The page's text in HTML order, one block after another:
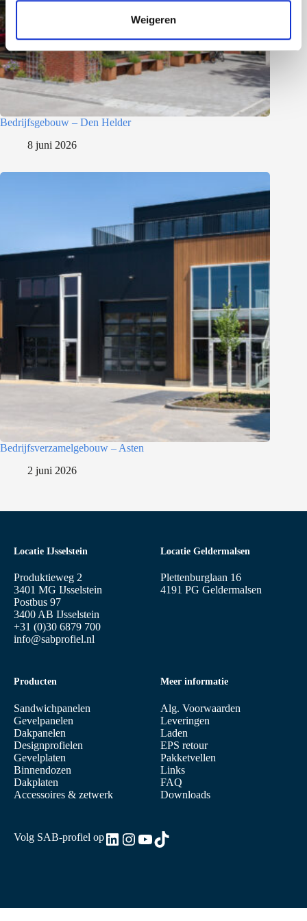
t
e
Weigeren
Bedrijfsgebouw – Den Helder
8 juni 2026
Bedrijfsverzamelgebouw – Asten
2 juni 2026
Locatie IJsselstein
Produktieweg 2
3401 MG IJsselstein
Postbus 97
3400 AB IJsselstein
+31 (0)30 6879 700
info@sabprofiel.nl
Producten
Sandwichpanelen
Gevelpanelen
Dakpanelen
Designprofielen
Gevelplaten
Binnendozen
Dakplaten
Accessoires & zetwerk
Meer informatie
Alg. Voorwaarden
Leveringen
Laden
EPS retour
Pakketvellen
Links
FAQ
Downloads
Locatie Geldermalsen
Plettenburglaan 16
4191 PG Geldermalsen
Volg SAB-profiel opLinkedIn
Instagram
YouTube
TikTok